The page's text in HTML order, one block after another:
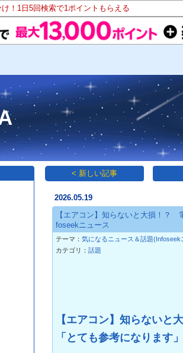
！1日5回検索で1ポイントもらえる
< 新しい記事
2026.05.19
【エアコン】知らないと大損！？
foseekニュース
テーマ：気になるニュース＆話題(Infoseek
カテゴリ：話題
【エアコン】知らない
「とても参考になります